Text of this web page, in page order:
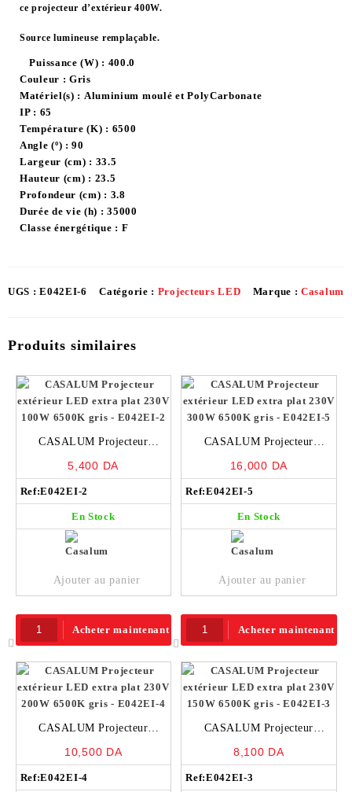
ce projecteur d’extérieur 400W.
Source lumineuse remplaçable.
Puissance (W) : 400.0
Couleur :Gris
Matériel(s) : Aluminium moulé et PolyCarbonate
IP : 65
Température (K) : 6500
Angle (º) :90
Largeur (cm) : 33.5
Hauteur (cm) : 23.5
Profondeur (cm) : 3.8
Durée de vie (h) :35000
Classe énergétique : F
UGS :E042EI-6 Catégorie : Projecteurs LED Marque :Casalum
Produits similaires
CASALUM Projecteur
100W 6500K gris – E042EI-2
5,400 DA
Ref:E042EI-2
En Stock
Ajouter au panier
Acheter maintenant
CASALUM Projecteur
300W 6500K gris – E042EI-5
16,000 DA
Ref:E042EI-5
En Stock
Ajouter au panier
Acheter maintenant
CASALUM Projecteur
200W 6500K gris – E042EI-4
10,500 DA
Ref:E042EI-4
CASALUM Projecteur
150W 6500K gris – E042EI-3
8,100 DA
Ref:E042EI-3